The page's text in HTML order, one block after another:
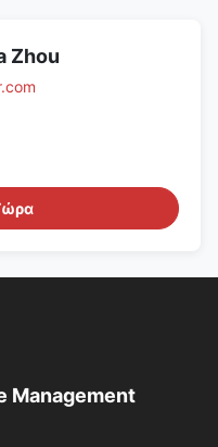
Zhou
Management